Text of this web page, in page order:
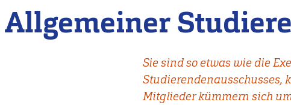
Inhalt
Allgemeiner
Sie sind so etwas wie die
Studierendenausschusses,
Mitglieder kümmern sich